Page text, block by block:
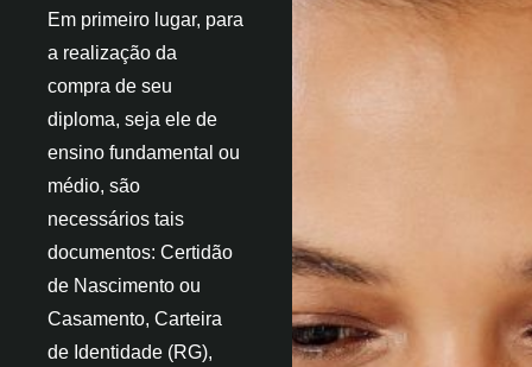
Em primeiro lugar, para
a realização da
compra de seu
diploma, seja ele de
ensino fundamental ou
médio, são
necessários tais
documentos: Certidão
de Nascimento ou
Casamento, Carteira
de Identidade (RG),